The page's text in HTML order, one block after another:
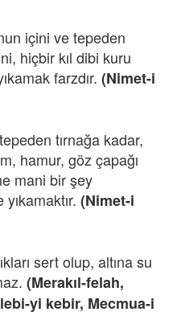
içini ve tepeden
hiçbir kıl dibi kuru
farzdır. (Nimet-i
tırnağa kadar,
hamur, göz çapağı
mani bir şey
(Nimet-i
sert olup, altına su
(Merakıl-felah,
yi kebir, Mecmua-i